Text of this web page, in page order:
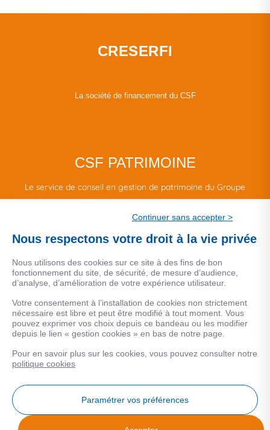
CRESERFI
La société de financement du CSF
CSF PATRIMOINE
Le service de conseil en gestion de patrimoine du Groupe
MENTIONS LEGALES
Données personnelles
COOKIES
Continuer sans accepter >
Nous respectons votre droit à la vie privée
Nous utilisons des cookies sur ce site à des fins de bon
fonctionnement du site, de sécurité, de mesure d’audience,
d’analyse, d’amélioration de votre expérience utilisateur.
Votre consentement à l’installation de cookies non strictement
nécessaire est libre et peut être modifié à tout moment. Vous
pouvez exprimer vos choix depuis ce bandeau ou les modifier
depuis le lien « gestion cookies » en bas de notre page.
Pour en savoir plus sur les cookies, vous pouvez consulter notre
politique cookies
Paramétrer vos préférences